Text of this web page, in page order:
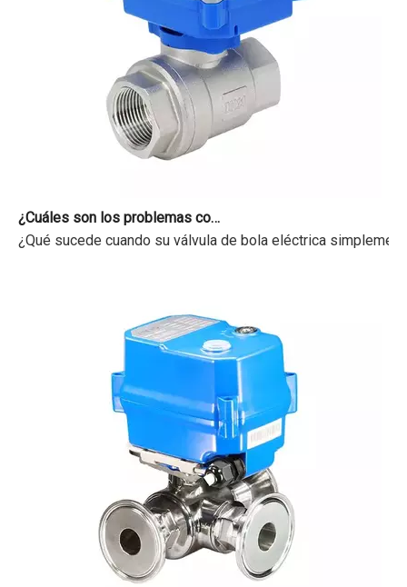
¿Qué sucede cuando su válvula de bola eléctrica